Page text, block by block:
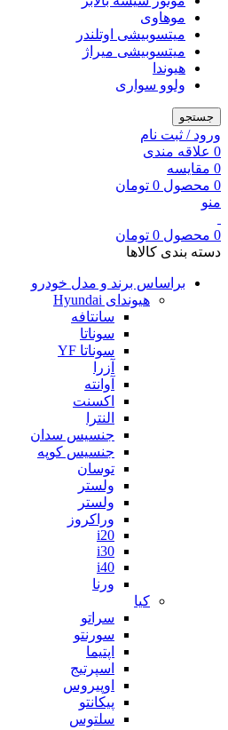
موهاوی
میتسوبیشی اوتلندر
میتسوبیشی میراژ
هیوندا
ولوو سواری
جستجو
ورود / ثبت نام
0 علاقه مندی
0 مقایسه
0 محصول 0 تومان
منو
0 محصول 0 تومان
دسته بندی کالاها
براساس برند و مدل خودرو
هیوندای Hyundai
سانتافه
سوناتا
سوناتا YF
آزرا
آوانته
اکسنت
النترا
جنسیس سدان
جنسیس کوپه
توسان
ولستر
ولستر
وراکروز
i20
i30
i40
ورنا
کیا
سراتو
سورنتو
اپتیما
اسپرتیج
اوپیروس
پیکانتو
سلتوس